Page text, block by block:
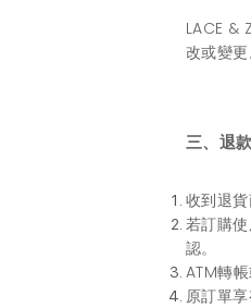
LACE &
改或變
三、退
收到退
若訂購
認。
ATM轉
原訂單